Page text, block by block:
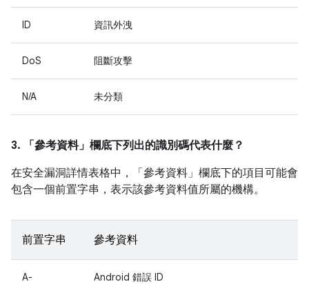
ID 資訊外洩
DoS 阻斷攻擊
N/A 未分類
3. 「參考資料」 欄底下列出的識別碼代表什麼？
在安全漏洞詳情表格中，「參考資料」 欄底下的項目可能會
包含一個前置字串，表示該參考資料值所屬的機構。
前置字串 參考資料
A- Android 錯誤 ID